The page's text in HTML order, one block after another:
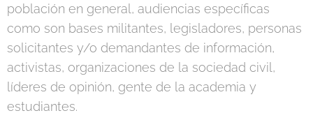
población en general, audiencias específicas
como son bases militantes, legisladores, personas
solicitantes y/o demandantes de información,
activistas, organizaciones de la sociedad civil,
líderes de opinión, gente de la academia y
estudiantes.